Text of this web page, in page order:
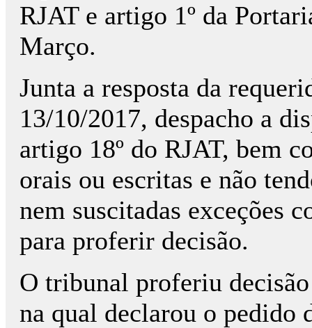
RJAT e artigo 1º da
Março.
Junta a resposta da
13/10/2017, despacho a
artigo 18º do RJAT, bem
orais ou escritas e não
nem suscitadas exceções
para proferir decisão.
O tribunal proferiu
na qual declarou o pedido